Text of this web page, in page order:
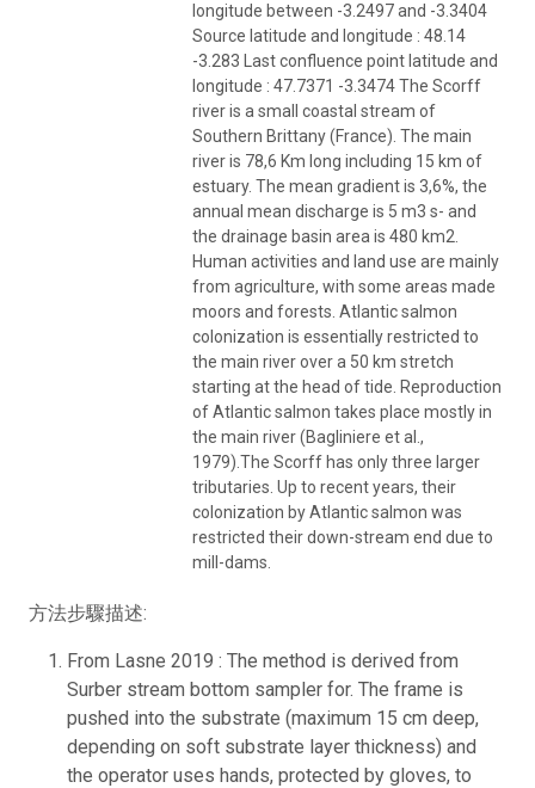
longitude between -3.2497 and -3.3404
Source latitude and longitude : 48.14
-3.283 Last confluence point latitude and
longitude : 47.7371 -3.3474 The Scorff
river is a small coastal stream of
Southern Brittany (France). The main
river is 78,6 Km long including 15 km of
estuary. The mean gradient is 3,6%, the
annual mean discharge is 5 m3 s- and
the drainage basin area is 480 km2.
Human activities and land use are mainly
from agriculture, with some areas made
moors and forests. Atlantic salmon
colonization is essentially restricted to
the main river over a 50 km stretch
starting at the head of tide. Reproduction
of Atlantic salmon takes place mostly in
the main river (Bagliniere et al.,
1979).The Scorff has only three larger
tributaries. Up to recent years, their
colonization by Atlantic salmon was
restricted their down-stream end due to
mill-dams.
方法步驟描述:
From Lasne 2019 : The method is derived from
Surber stream bottom sampler for. The frame is
pushed into the substrate (maximum 15 cm deep,
depending on soft substrate layer thickness) and
the operator uses hands, protected by gloves, to